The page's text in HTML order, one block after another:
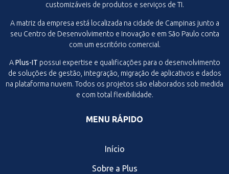
customizáveis de produtos e serviços de TI.
A matriz da empresa está localizada na cidade de Campinas junto a
seu Centro de Desenvolvimento e Inovação e em São Paulo conta
com um escritório comercial.
APlus-IT possui expertise e qualificações para o desenvolvimento
de soluções de gestão, integração, migração de aplicativos e dados
na plataforma nuvem. Todos os projetos são elaborados sob medida
e com total flexibilidade.
MENU RÁPIDO
Início
Sobre a Plus